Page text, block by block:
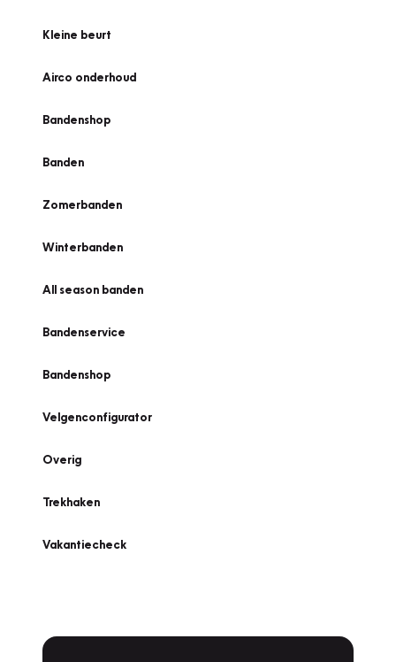
Kleine beurt
Airco onderhoud
Bandenshop
Banden
Zomerbanden
Winterbanden
All season banden
Bandenservice
Bandenshop
Velgenconfigurator
Overig
Trekhaken
Vakantiecheck